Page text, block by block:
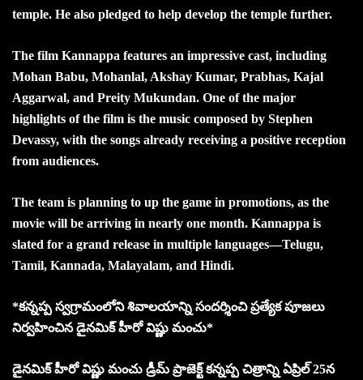
temple. He also pledged to help develop the temple further.
The film Kannappa features an impressive cast, including
Mohan Babu, Mohanlal, Akshay Kumar, Prabhas, Kajal
Aggarwal, and Preity Mukundan. One of the major
highlights of the film is the music composed by Stephen
Devassy, with the songs already receiving a positive reception
from audiences.
The team is planning to up the game in promotions, as the
movie will be arriving in nearly one month. Kannappa is
slated for a grand release in multiple languages—Telugu,
Tamil, Kannada, Malayalam, and Hindi.
*కన్నప్ప స్వగ్రామంలోని శివాలయాన్ని సందర్శించి ప్రత్యేక పూజలు
నిర్వహించిన డైనమిక్ హీరో విష్ణు మంచు*
డైనమిక్ హీరో విష్ణు మంచు డ్రీమ్ ప్రాజెక్ట్ కన్నప్ప చిత్రాన్ని ఏప్రిల్ 25న